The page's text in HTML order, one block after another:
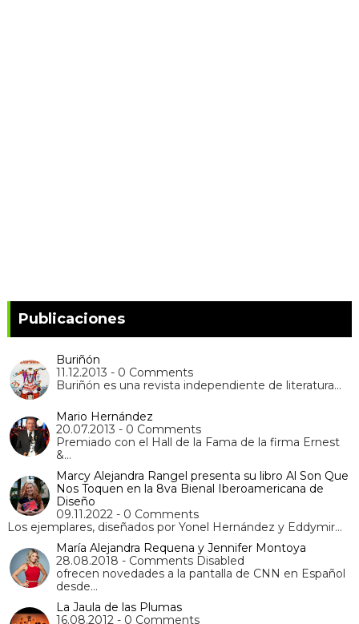
Publicaciones
Buriñón
11.12.2013 - 0 Comments
Buriñón es una revista independiente de literatura…
Mario Hernández
20.07.2013 - 0 Comments
Premiado con el Hall de la Fama de la firma Ernest
&…
Marcy Alejandra Rangel presenta su libro Al Son Que
Nos Toquen en la 8va Bienal Iberoamericana de
Diseño
09.11.2022 - 0 Comments
Los ejemplares, diseñados por Yonel Hernández y Eddymir…
María Alejandra Requena y Jennifer Montoya
28.08.2018 - Comments Disabled
ofrecen novedades a la pantalla de CNN en Español
desde…
La Jaula de las Plumas
16.08.2012 - 0 Comments